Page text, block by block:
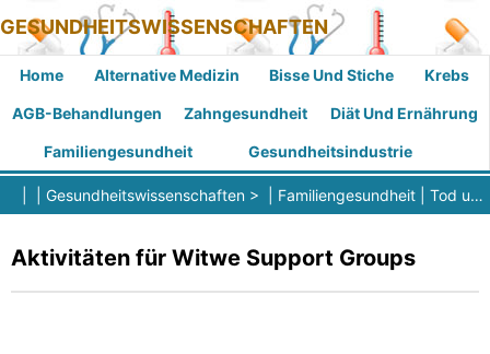
GESUNDHEITSWISSENSCHAFTEN
Home Alternative Medizin Bisse Und Stiche Krebs
AGB-Behandlungen Zahngesundheit Diät Und Ernährung
Familiengesundheit Gesundheitsindustrie
Gesundheitswissenschaften > | Familiengesundheit Tod und Trauer
Aktivitäten für Witwe Support Groups